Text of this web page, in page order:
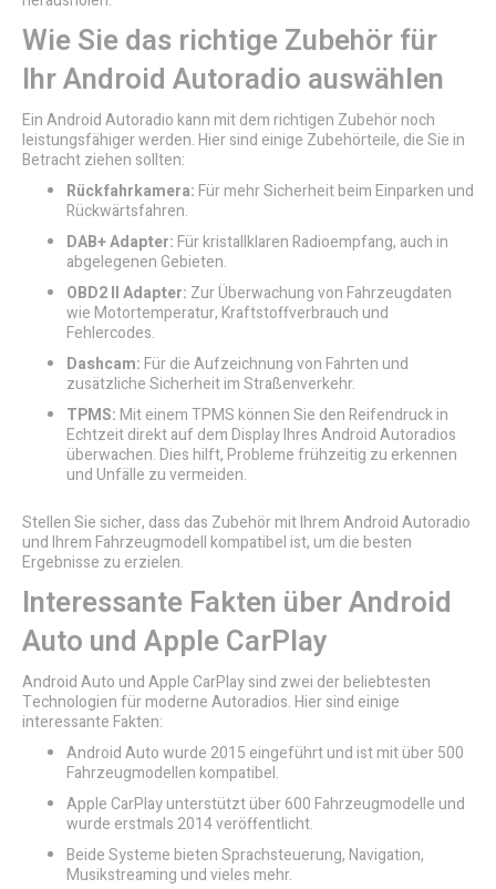
Wie Sie das richtige Zubehör für
Ihr Android Autoradio auswählen
Ein Android Autoradio kann mit dem richtigen Zubehör noch
leistungsfähiger werden. Hier sind einige Zubehörteile, die Sie in
Betracht ziehen sollten:
Rückfahrkamera:Für mehr Sicherheit beim Einparken und
Rückwärtsfahren.
DAB+ Adapter:Für kristallklaren Radioempfang, auch in
abgelegenen Gebieten.
OBD2 II Adapter: Zur Überwachung von Fahrzeugdaten
wie Motortemperatur, Kraftstoffverbrauch und
Fehlercodes.
Dashcam:Für die Aufzeichnung von Fahrten und
zusätzliche Sicherheit im Straßenverkehr.
TPMS:Mit einem TPMS können Sie den Reifendruck in
Echtzeit direkt auf dem Display Ihres Android Autoradios
überwachen. Dies hilft, Probleme frühzeitig zu erkennen
und Unfälle zu vermeiden.
Stellen Sie sicher, dass das Zubehör mit Ihrem Android Autoradio
und Ihrem Fahrzeugmodell kompatibel ist, um die besten
Ergebnisse zu erzielen.
Interessante Fakten über Android
Auto und Apple CarPlay
Android Auto und Apple CarPlay sind zwei der beliebtesten
Technologien für moderne Autoradios. Hier sind einige
interessante Fakten:
Android Auto wurde 2015 eingeführt und ist mit über 500
Fahrzeugmodellen kompatibel.
Apple CarPlay unterstützt über 600 Fahrzeugmodelle und
wurde erstmals 2014 veröffentlicht.
Beide Systeme bieten Sprachsteuerung, Navigation,
Musikstreaming und vieles mehr.